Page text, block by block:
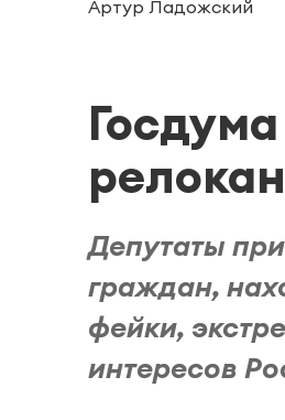
Артур Ладожский
Депутаты
граждан,
фейки,
интересов